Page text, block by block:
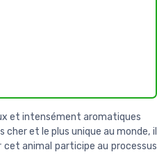
et intensément aromatiques
cher et le plus unique au monde, il
animal participe au processus